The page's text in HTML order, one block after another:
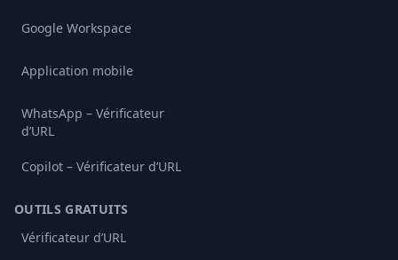
Google Workspace
Application mobile
WhatsApp – Vérificateur
d’URL
Copilot – Vérificateur d’URL
OUTILS GRATUITS
Vérificateur d’URL